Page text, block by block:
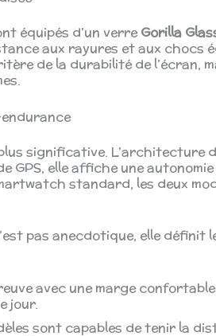
équipés d’un verreGorilla
aux rayures et aux chocs
de la durabilité de l’écran,
significative. L’architecture
GPS, elle affiche une
standard, les deux
pas anecdotique, elle définit
avec une marge
jour.
sont capables de tenir la